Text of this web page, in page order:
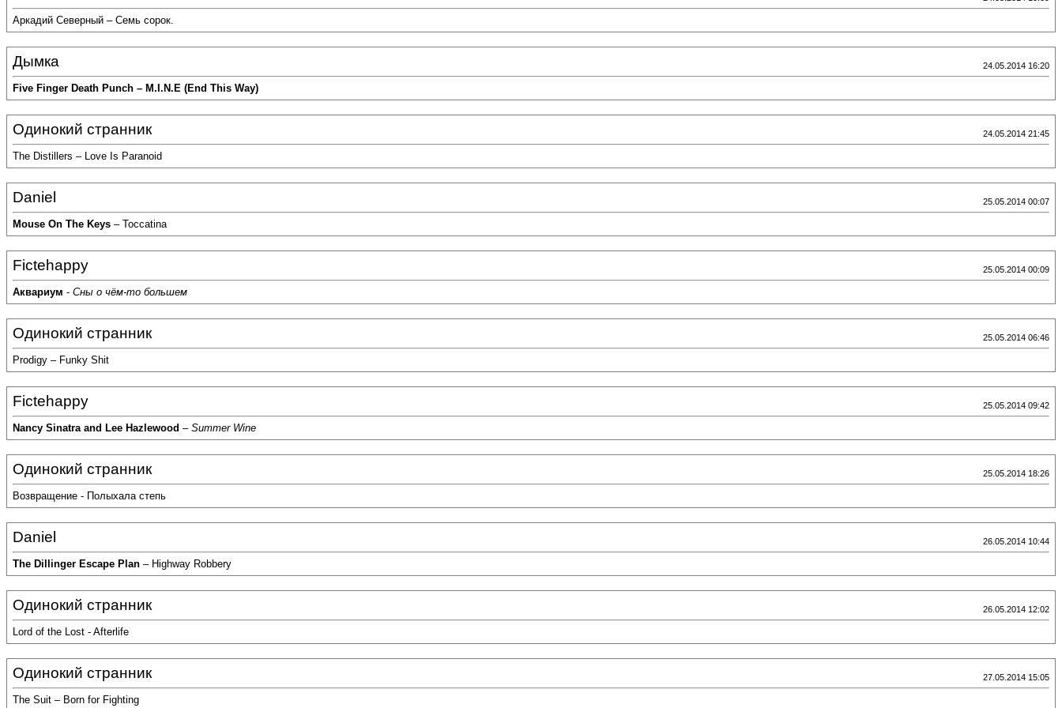
Аркадий Северный – Семь сорок.
Дымка 24.05.2014 16:20
Five Finger Death Punch – M.I.N.E (End This Way)
Одинокий странник 24.05.2014 21:45
The Distillers – Love Is Paranoid
Daniel 25.05.2014 00:07
Mouse On The Keys – Toccatina
Fictehappy 25.05.2014 00:09
Аквариум - Сны о чём-то большем
Одинокий странник 25.05.2014 06:46
Prodigy – Funky Shit
Fictehappy 25.05.2014 09:42
Nancy Sinatra and Lee Hazlewood – Summer Wine
Одинокий странник 25.05.2014 18:26
Возвращение - Полыхала степь
Daniel 26.05.2014 10:44
The Dillinger Escape Plan – Highway Robbery
Одинокий странник 26.05.2014 12:02
Lord of the Lost - Afterlife
Одинокий странник 27.05.2014 15:05
The Suit – Born for Fighting